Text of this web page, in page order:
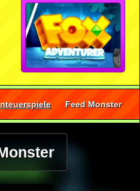
Feed Monster